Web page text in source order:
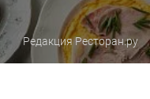
Редакция Ресторан.ру